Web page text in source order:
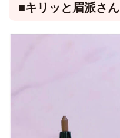
■キリッと眉派さ